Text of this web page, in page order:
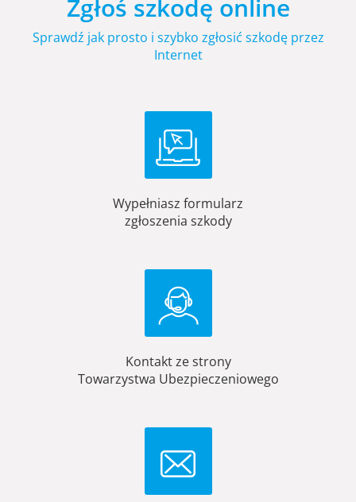
Zgłoś szkodę online
Sprawdź jak prosto i szybko zgłosić szkodę przez
Internet
Wypełniasz formularz
zgłoszenia szkody
Kontakt ze strony
Towarzystwa Ubezpieczeniowego